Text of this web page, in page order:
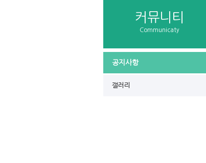
커뮤니티
Communicaty
공지사항
갤러리